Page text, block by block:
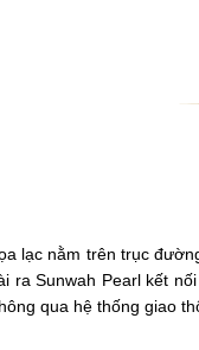
lạc nằm trên trục
ra Sunwah Pearl kết
qua hệ thống giao